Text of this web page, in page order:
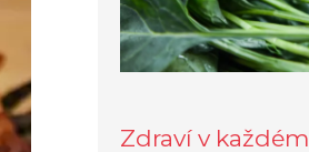
Zdraví v každém